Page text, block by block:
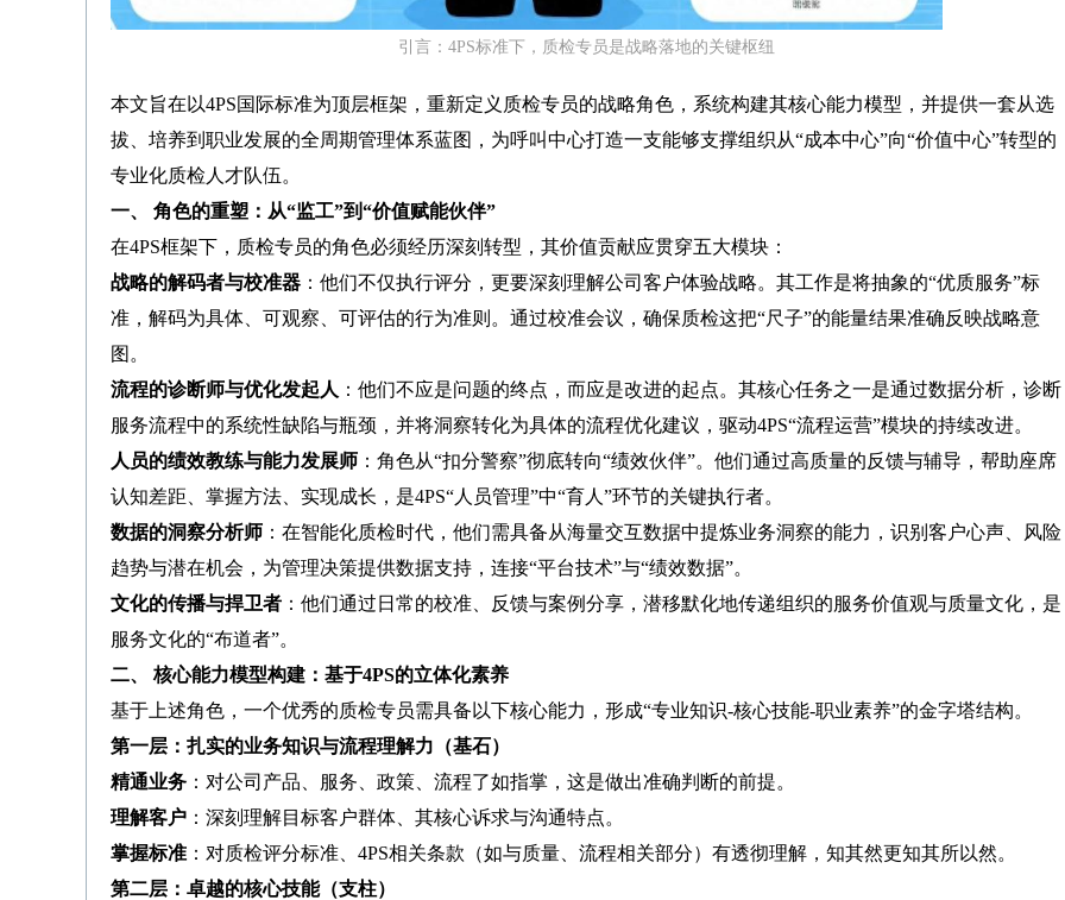
引言：4PS标准下，质检专员是战略落地的关键枢纽
本文旨在以4PS国际标准为顶层框架，重新定义质检专员的战略角色，系统构建其核心能力模型，并提供一套从选
拔、培养到职业发展的全周期管理体系蓝图，为呼叫中心打造一支能够支撑组织从“成本中心”向“价值中心”转型的
专业化质检人才队伍。
一、 角色的重塑：从“监工”到“价值赋能伙伴”
在4PS框架下，质检专员的角色必须经历深刻转型，其价值贡献应贯穿五大模块：
战略的解码者与校准器 ：他们不仅执行评分，更要深刻理解公司客户体验战略。其工作是将抽象的“优质服务”标
准，解码为具体、可观察、可评估的行为准则。通过校准会议，确保质检这把“尺子”的能量结果准确反映战略意
图。
流程的诊断师与优化发起人 ：他们不应是问题的终点，而应是改进的起点。其核心任务之一是通过数据分析，诊断
服务流程中的系统性缺陷与瓶颈，并将洞察转化为具体的流程优化建议，驱动4PS“流程运营”模块的持续改进。
人员的绩效教练与能力发展师 ：角色从“扣分警察”彻底转向“绩效伙伴”。他们通过高质量的反馈与辅导，帮助座席
认知差距、掌握方法、实现成长，是4PS“人员管理”中“育人”环节的关键执行者。
数据的洞察分析师 ：在智能化质检时代，他们需具备从海量交互数据中提炼业务洞察的能力，识别客户心声、风险
趋势与潜在机会，为管理决策提供数据支持，连接“平台技术”与“绩效数据”。
文化的传播与捍卫者 ：他们通过日常的校准、反馈与案例分享，潜移默化地传递组织的服务价值观与质量文化，是
服务文化的“布道者”。
二、 核心能力模型构建：基于4PS的立体化素养
基于上述角色，一个优秀的质检专员需具备以下核心能力，形成“专业知识-核心技能-职业素养”的金字塔结构。
第一层：扎实的业务知识与流程理解力（基石）
精通业务 ：对公司产品、服务、政策、流程了如指掌，这是做出准确判断的前提。
理解客户 ：深刻理解目标客户群体、其核心诉求与沟通特点。
掌握标准 ：对质检评分标准、4PS相关条款（如与质量、流程相关部分）有透彻理解，知其然更知其所以然。
第二层：卓越的核心技能（支柱）